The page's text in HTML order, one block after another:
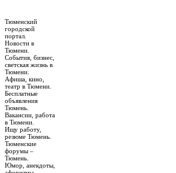
Тюменский
городской
портал.
Новости в
Тюмени.
События, бизнес,
светская жизнь в
Тюмени.
Афиша, кино,
театр в Тюмени.
Бесплатные
объявления
Тюмень.
Вакансии, работа
в Тюмени.
Ищу работу,
резюме Тюмень.
Тюменские
форумы –
Тюмень.
Юмор, анекдоты,